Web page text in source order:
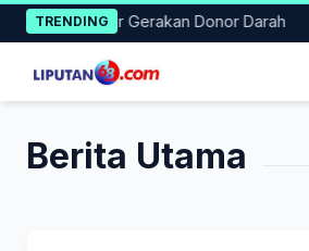
Skip
to
content
TRENDING
Gelar Gerakan Donor Darah
Berita Utama